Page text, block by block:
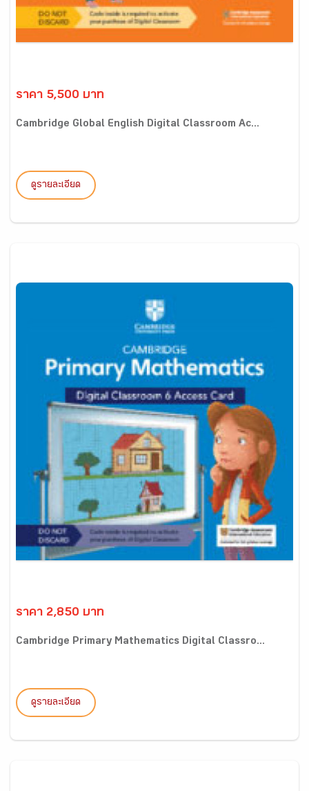
ราคา 5,500 บาท
Cambridge Global English Digital Classroom Ac...
ดูรายละเอียด
ราคา 2,850 บาท
Cambridge Primary Mathematics Digital Classro...
ดูรายละเอียด